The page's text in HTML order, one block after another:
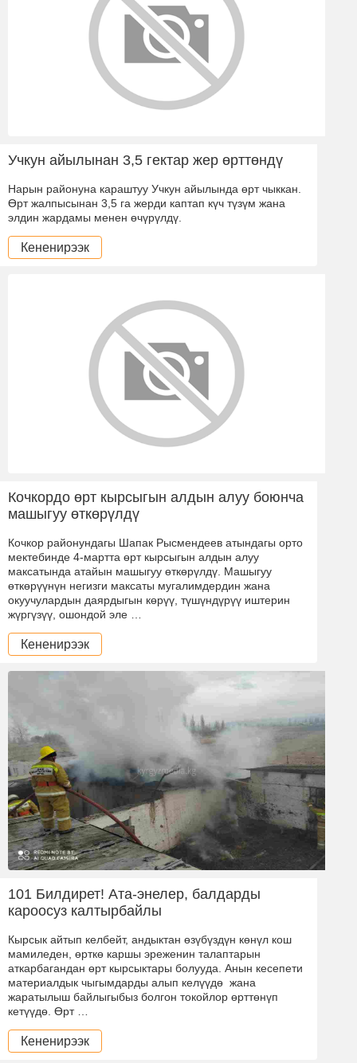
Учкун айылынан 3,5 гектар жер өрттөндү
Нарын районуна караштуу Учкун айылында өрт чыккан.
Өрт жалпысынан 3,5 га жерди каптап күч түзүм жана
элдин жардамы менен өчүрүлдү.
Кененирээк
Кочкордо өрт кырсыгын алдын алуу боюнча
машыгуу өткөрүлдү
Кочкор районундагы Шапак Рысмендеев атындагы орто
мектебинде 4-мартта өрт кырсыгын алдын алуу
максатында атайын машыгуу өткөрүлдү. Машыгуу
өткөрүүнүн негизги максаты мугалимдердин жана
окуучулардын даярдыгын көрүү, түшүндүрүү иштерин
жүргүзүү, ошондой эле …
Кененирээк
101 Билдирет! Ата-энелер, балдарды
кароосуз калтырбайлы
Кырсык айтып келбейт, андыктан өзүбүздүн көнүл кош
мамиледен, өрткө каршы эреженин талаптарын
аткарбагандан өрт кырсыктары болууда. Анын кесепети
материалдык чыгымдарды алып келүүдө жана
жаратылыш байлыгыбыз болгон токойлор өрттөнүп
кетүүдө. Өрт …
Кененирээк